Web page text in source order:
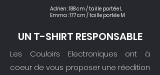
Adrien : 188 cm / taille portée L
Emma : 177 cm / taille portée M
UN T-SHIRT RESPONSABLE
Les Couloirs Electroniques ont à
coeur de vous proposer une réedition